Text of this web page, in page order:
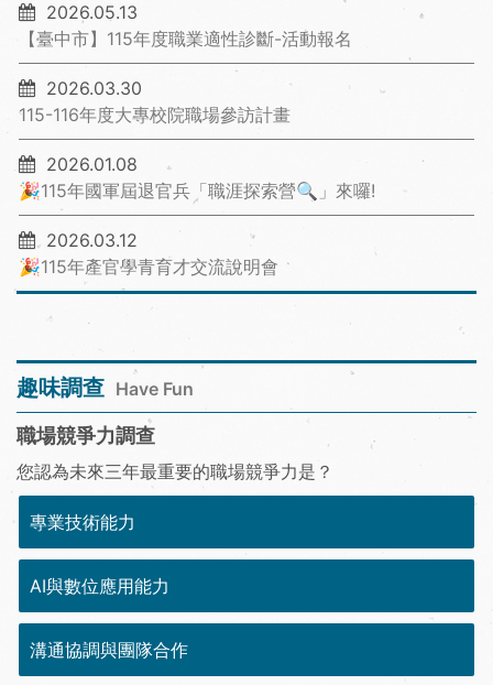
2026.05.13
【臺中市】115年度職業適性診斷-活動報名
2026.03.30
115-116年度大專校院職場參訪計畫
2026.01.08
🎉115年國軍屆退官兵「職涯探索營🔍」來囉!
2026.03.12
🎉115年產官學青育才交流說明會
趣味調查 Have Fun
職場競爭力調查
您認為未來三年最重要的職場競爭力是？
專業技術能力
AI與數位應用能力
溝通協調與團隊合作